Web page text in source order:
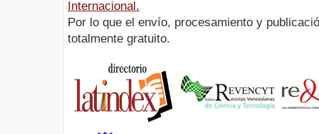
Internacional.
Por lo que el envío, procesamiento y
totalmente gratuito.